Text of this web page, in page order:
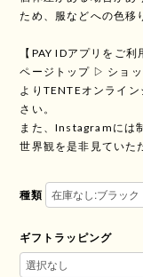
ため、服などへの色移
【PAY IDアプリをご利
ページトップ ▷ ショ
よりTENTEオンライ
さい。
また、Instagramには
世界観を是非見ていた
種類
ギフトラッピング